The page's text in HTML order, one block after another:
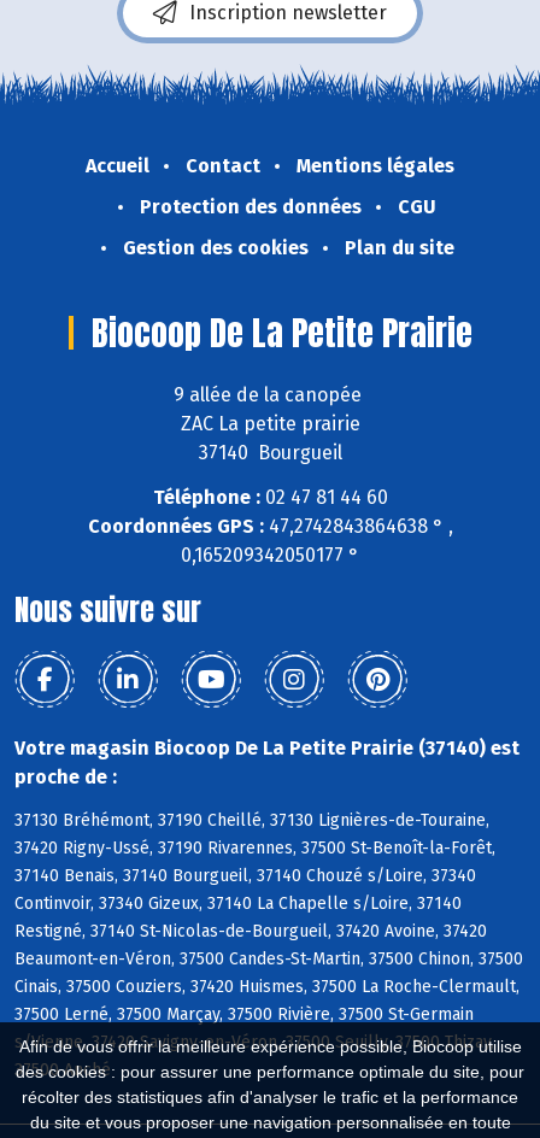
Afin de vous offrir la meilleure expérience possible, Biocoop utilise
des cookies : pour assurer une performance optimale du site, pour
récolter des statistiques afin d'analyser le trafic et la performance
du site et vous proposer une navigation personnalisée en toute
Inscription newsletter
Accueil Contact
Mentions légales
Protection des données
CGU
Gestion des cookies
Plan du site
Biocoop De La Petite Prairie
9 allée de la canopée
ZAC La petite prairie
37140 Bourgueil
Téléphone :02 47 81 44 60
Coordonnées GPS :47,2742843864638 ° ,
0,165209342050177 °
Nous suivre sur
Votre magasin Biocoop De La Petite Prairie (37140) est
proche de :
37130 Bréhémont, 37190 Cheillé, 37130 Lignières-de-Touraine,
37420 Rigny-Ussé, 37190 Rivarennes, 37500 St-Benoît-la-Forêt,
37140 Benais, 37140 Bourgueil, 37140 Chouzé s/Loire, 37340
Continvoir, 37340 Gizeux, 37140 La Chapelle s/Loire, 37140
Restigné, 37140 St-Nicolas-de-Bourgueil, 37420 Avoine, 37420
Beaumont-en-Véron, 37500 Candes-St-Martin, 37500 Chinon, 37500
Cinais, 37500 Couziers, 37420 Huismes, 37500 La Roche-Clermault,
37500 Lerné, 37500 Marçay, 37500 Rivière, 37500 St-Germain
s/Vienne, 37420 Savigny-en-Véron, 37500 Seuilly, 37500 Thizay,
37500 Anché